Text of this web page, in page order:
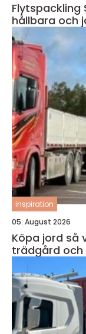
hållbara och
inspiration
05. August 2026
Köpa jord så väljer du rätt kvalitet till
trädgård